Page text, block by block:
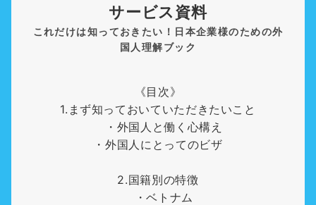
サービス資料
これだけは知っておきたい！日本企業様のための外
国人理解ブック
《目次》
1.まず知っておいていただきたいこと
・外国人と働く心構え
・外国人にとってのビザ
2.国籍別の特徴
・ベトナム